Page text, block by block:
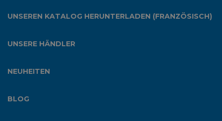
UNSEREN KATALOG HERUNTERLADEN (FRANZÖSISCH)
UNSERE HÄNDLER
NEUHEITEN
BLOG